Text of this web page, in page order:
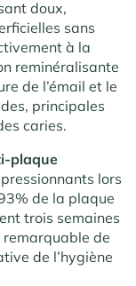
doux,
sans
à la
reminéralisante
de l’émail et le
principales
caries.
plaque
lors
de la plaque
trois semaines
remarquable de
de l’hygiène